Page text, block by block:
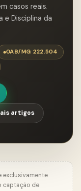
casos reais.
e Disciplina da
OAB/MG 222.504
artigos
exclusivamente
captação de